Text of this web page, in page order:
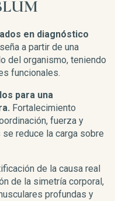
en diagnóstico
a partir de una
del organismo, teniendo
funcionales.
para una
Fortalecimiento
fuerza y
reduce la carga sobre
de la causa real
de la simetría corporal,
profundas y